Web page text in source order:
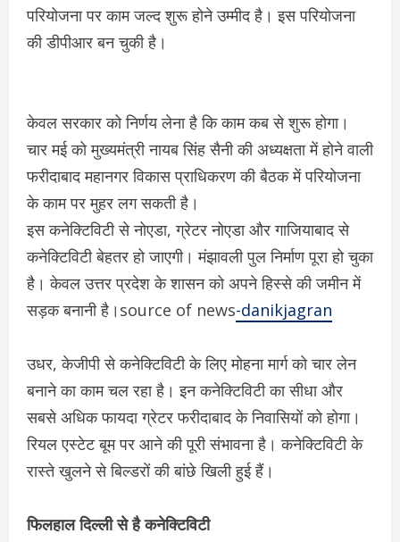
परियोजना पर काम जल्द शुरू होने उम्मीद है। इस परियोजना
की डीपीआर बन चुकी है।
केवल सरकार को निर्णय लेना है कि काम कब से शुरू होगा।
चार मई को मुख्यमंत्री नायब सिंह सैनी की अध्यक्षता में होने वाली
फरीदाबाद महानगर विकास प्राधिकरण की बैठक में परियोजना
के काम पर मुहर लग सकती है।
इस कनेक्टिविटी से नोएडा, ग्रेटर नोएडा और गाजियाबाद से
कनेक्टिविटी बेहतर हो जाएगी। मंझावली पुल निर्माण पूरा हो चुका
है। केवल उत्तर प्रदेश के शासन को अपने हिस्से की जमीन में
सड़क बनानी है।source of news-danikjagran
उधर, केजीपी से कनेक्टिविटी के लिए मोहना मार्ग को चार लेन
बनाने का काम चल रहा है। इन कनेक्टिविटी का सीधा और
सबसे अधिक फायदा ग्रेटर फरीदाबाद के निवासियों को होगा।
रियल एस्टेट बूम पर आने की पूरी संभावना है। कनेक्टिविटी के
रास्ते खुलने से बिल्डरों की बांछे खिली हुई हैं।
फिलहाल दिल्ली से है कनेक्टिविटी